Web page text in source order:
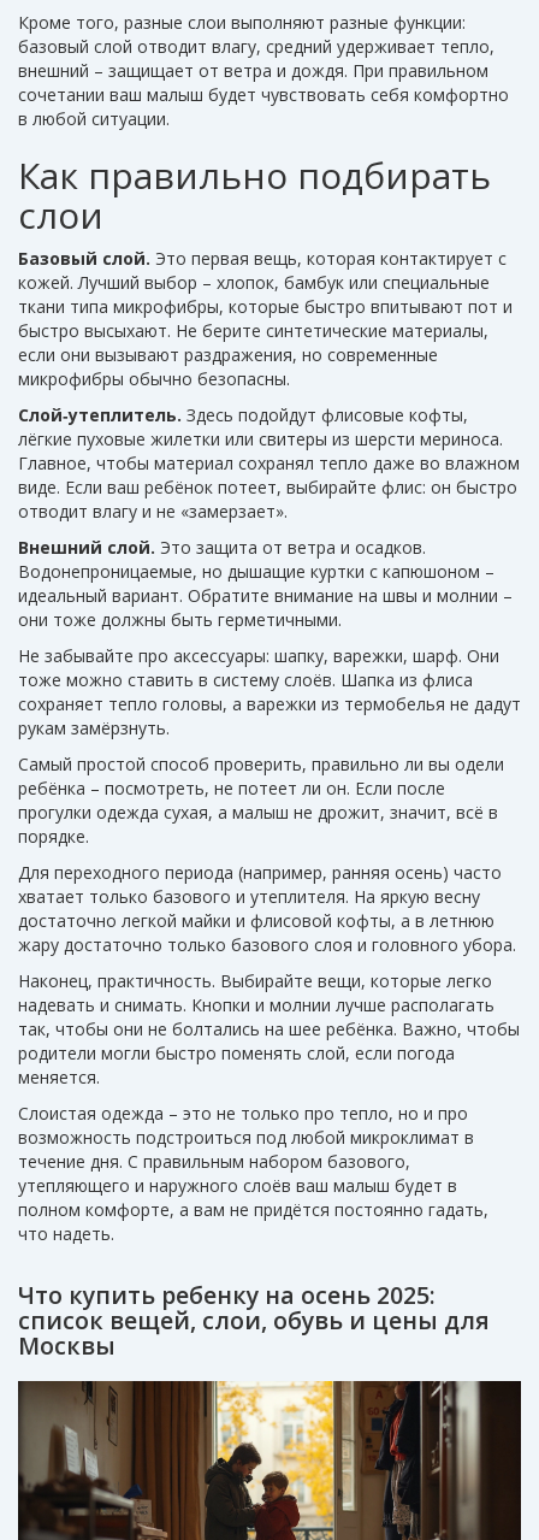
Кроме того, разные слои выполняют разные функции:
базовый слой отводит влагу, средний удерживает тепло,
внешний – защищает от ветра и дождя. При правильном
сочетании ваш малыш будет чувствовать себя комфортно
в любой ситуации.
Как правильно подбирать
слои
Базовый слой. Это первая вещь, которая контактирует с
кожей. Лучший выбор – хлопок, бамбук или специальные
ткани типа микрофибры, которые быстро впитывают пот и
быстро высыхают. Не берите синтетические материалы,
если они вызывают раздражения, но современные
микрофибры обычно безопасны.
Слой‑утеплитель. Здесь подойдут флисовые кофты,
лёгкие пуховые жилетки или свитеры из шерсти мериноса.
Главное, чтобы материал сохранял тепло даже во влажном
виде. Если ваш ребёнок потеет, выбирайте флис: он быстро
отводит влагу и не «замерзает».
Внешний слой. Это защита от ветра и осадков.
Водонепроницаемые, но дышащие куртки с капюшоном –
идеальный вариант. Обратите внимание на швы и молнии –
они тоже должны быть герметичными.
Не забывайте про аксессуары: шапку, варежки, шарф. Они
тоже можно ставить в систему слоёв. Шапка из флиса
сохраняет тепло головы, а варежки из термобелья не дадут
рукам замёрзнуть.
Самый простой способ проверить, правильно ли вы одели
ребёнка – посмотреть, не потеет ли он. Если после
прогулки одежда сухая, а малыш не дрожит, значит, всё в
порядке.
Для переходного периода (например, ранняя осень) часто
хватает только базового и утеплителя. На яркую весну
достаточно легкой майки и флисовой кофты, а в летнюю
жару достаточно только базового слоя и головного убора.
Наконец, практичность. Выбирайте вещи, которые легко
надевать и снимать. Кнопки и молнии лучше располагать
так, чтобы они не болтались на шее ребёнка. Важно, чтобы
родители могли быстро поменять слой, если погода
меняется.
Слоистая одежда – это не только про тепло, но и про
возможность подстроиться под любой микроклимат в
течение дня. С правильным набором базового,
утепляющего и наружного слоёв ваш малыш будет в
полном комфорте, а вам не придётся постоянно гадать,
что надеть.
Что купить ребенку на осень 2025:
список вещей, слои, обувь и цены для
Москвы